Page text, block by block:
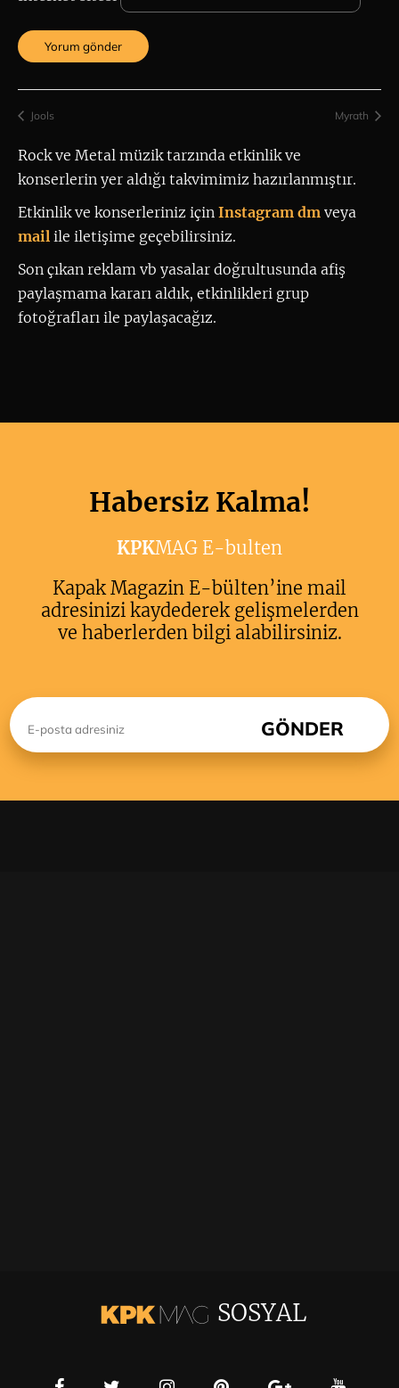
Jools Myrath
Rock ve Metal müzik tarzında etkinlik ve
konserlerin yer aldığı takvimimiz hazırlanmıştır.
Etkinlik ve konserleriniz için Instagram dm
mail ile iletişime geçebilirsiniz.
Son çıkan reklam vb yasalar doğrultusunda afiş
paylaşmama kararı aldık, etkinlikleri grup
fotoğrafları ile paylaşacağız.
Habersiz Kalma!
KPKMAG E-bulten
Kapak Magazin E-bülten’ine mail
adresinizi kaydederek gelişmelerden
ve haberlerden bilgi alabilirsiniz.
SOSYAL